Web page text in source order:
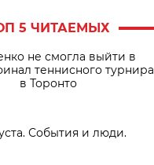
5 ЧИТАЕМЫХ
не смогла выйти в
теннисного турнира
в Торонто
События и люди.